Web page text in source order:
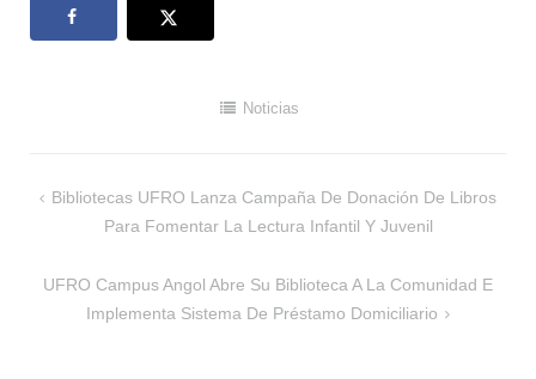
Noticias
Navegación
Bibliotecas UFRO Lanza Campaña De Donación De Libros
Para Fomentar La Lectura Infantil Y Juvenil
UFRO Campus Angol Abre Su Biblioteca A La Comunidad E
Implementa Sistema De Préstamo Domiciliario